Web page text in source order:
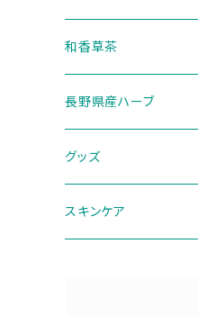
ハーブ
セット
和香草茶
二十四節気ブレンド
季節のブレンド
長野県産ハーブ
グッズ
ディフューザー
スキンケア